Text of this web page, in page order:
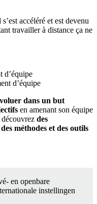
accéléré et est devenu
travailler à distance ça ne
d’équipe
dans un but
en amenant son équipe
des
méthodes et des outils
en openbare
instellingen